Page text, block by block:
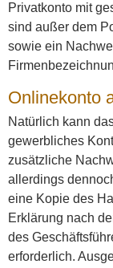
Privatkonto mit
sind außer dem
sowie ein
Onlinekonto
Natürlich kann
gewerbliches
zusätzliche
allerdings
eine Kopie des
Erklärung nach
des
erforderlich.